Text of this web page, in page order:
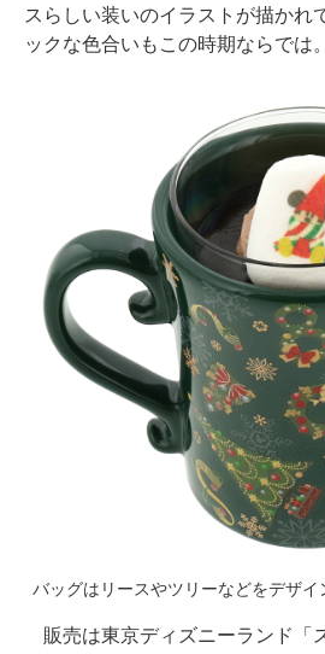
スらしい装いのイラストが描かれ
ックな色合いもこの時期ならでは。
バッグはリースやツリーなどをデザイ
販売は東京ディズニーランド「